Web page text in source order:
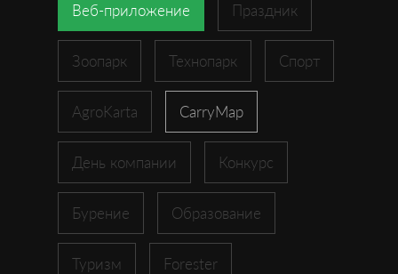
Веб-приложение Праздник
Зоопарк Технопарк Спорт
AgroKarta CarryMap
День компании Конкурс
Бурение Образование
Туризм Forester